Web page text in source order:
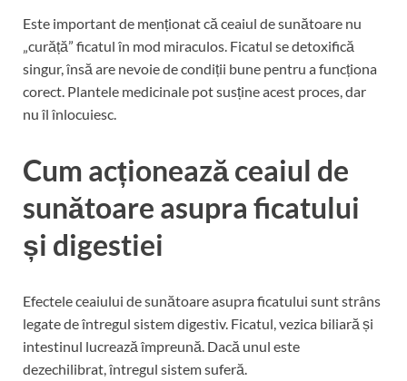
Este important de menționat că ceaiul de sunătoare nu
„curăță” ficatul în mod miraculos. Ficatul se detoxifică
singur, însă are nevoie de condiții bune pentru a funcționa
corect. Plantele medicinale pot susține acest proces, dar
nu îl înlocuiesc.
Cum acționează ceaiul de
sunătoare asupra ficatului
și digestiei
Efectele ceaiului de sunătoare asupra ficatului sunt strâns
legate de întregul sistem digestiv. Ficatul, vezica biliară și
intestinul lucrează împreună. Dacă unul este
dezechilibrat, întregul sistem suferă.